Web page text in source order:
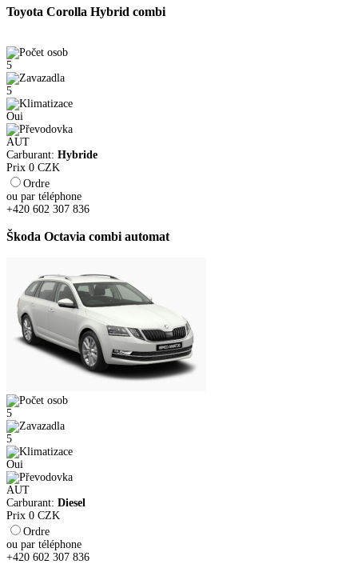
Toyota Corolla Hybrid combi
5
5
Oui
AUT
Carburant: Hybride
Prix 0 CZK
Ordre
ou par téléphone
+420 602 307 836
Škoda Octavia combi automat
5
5
Oui
AUT
Carburant: Diesel
Prix 0 CZK
Ordre
ou par téléphone
+420 602 307 836